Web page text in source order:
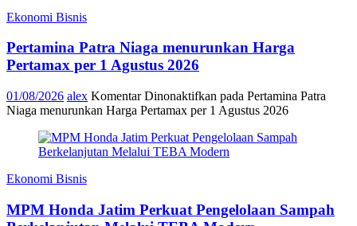
Ekonomi Bisnis
Pertamina Patra Niaga menurunkan Harga
Pertamax per 1 Agustus 2026
01/08/2026 alex Komentar Dinonaktifkan pada Pertamina Patra
Niaga menurunkan Harga Pertamax per 1 Agustus 2026
Ekonomi Bisnis
MPM Honda Jatim Perkuat Pengelolaan Sampah